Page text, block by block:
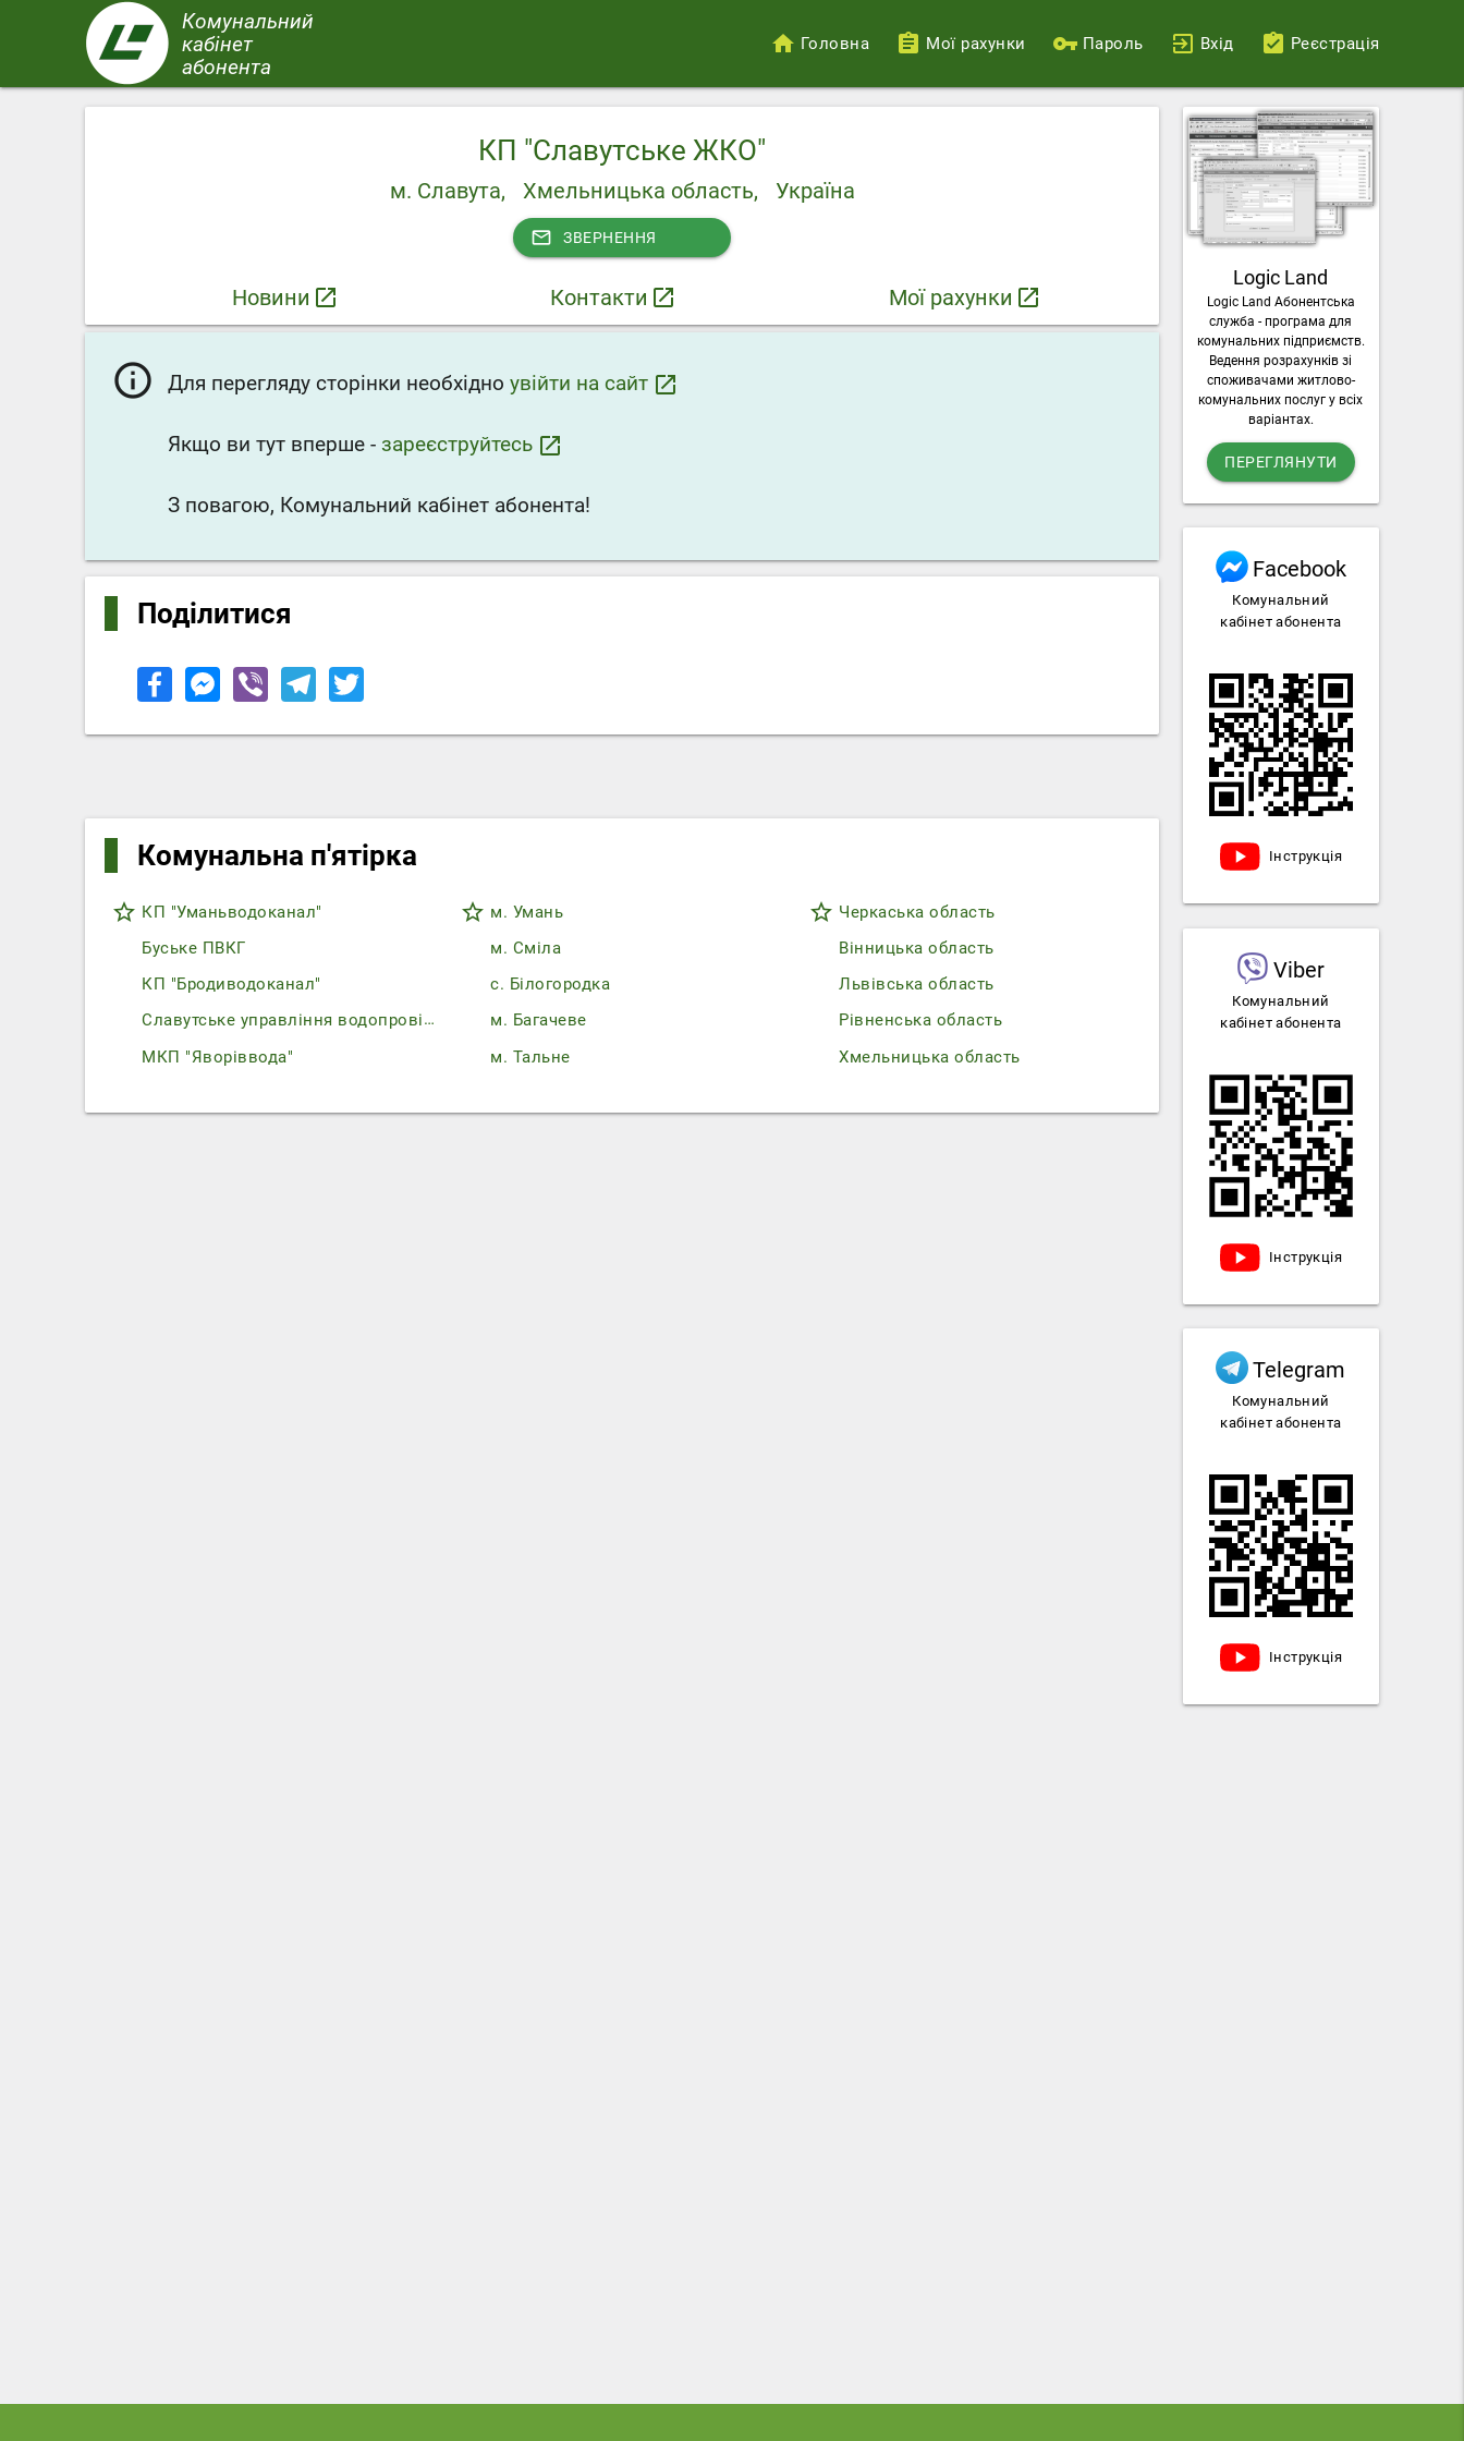
вмісту
Комунальний
кабінет
абонента
облікового
Головна Мої рахунки Пароль Вхід Реєстрація
КП "Славутське ЖКО"
м. Славута, Хмельницька область, Україна
mail_outline ЗВЕРНЕННЯ
Новини launch Контакти launch Мої рахунки launch
info_outline Для перегляду сторінки необхідноувійти на сайт launch
Якщо ви тут вперше -зареєструйтесь launch
З повагою, Комунальний кабінет абонента!
Поділитися
Комунальна п'ятірка
star_border КП "Уманьводоканал"
Буське ПВКГ
КП "Бродиводоканал"
Славутське управління водопровідно-каналізаційного господарства
МКП "Яворіввода"
star_border м. Умань
м. Сміла
с. Білогородка
м. Багачеве
м. Тальне
star_border Черкаська область
Вінницька область
Львівська область
Рівненська область
Хмельницька область
Logic Land
Logic Land Абонентська
служба - програма для
комунальних підприємств.
Ведення розрахунків зі
споживачами житлово-
комунальних послуг у всіх
варіантах.
ПЕРЕГЛЯНУТИ
Facebook
Комунальний
кабінет абонента
Інструкція
Viber
Комунальний
кабінет абонента
Інструкція
Telegram
Комунальний
кабінет абонента
Інструкція